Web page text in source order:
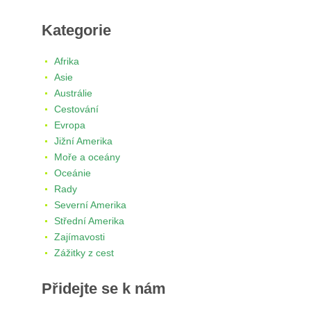
Kategorie
Afrika
Asie
Austrálie
Cestování
Evropa
Jižní Amerika
Moře a oceány
Oceánie
Rady
Severní Amerika
Střední Amerika
Zajímavosti
Zážitky z cest
Přidejte se k nám